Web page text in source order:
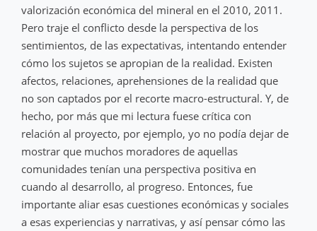
valorización económica del mineral en el 2010, 2011.
Pero traje el conflicto desde la perspectiva de los
sentimientos, de las expectativas, intentando entender
cómo los sujetos se apropian de la realidad. Existen
afectos, relaciones, aprehensiones de la realidad que
no son captados por el recorte macro-estructural. Y, de
hecho, por más que mi lectura fuese crítica con
relación al proyecto, por ejemplo, yo no podía dejar de
mostrar que muchos moradores de aquellas
comunidades tenían una perspectiva positiva en
cuando al desarrollo, al progreso. Entonces, fue
importante aliar esas cuestiones económicas y sociales
a esas experiencias y narrativas, y así pensar cómo las